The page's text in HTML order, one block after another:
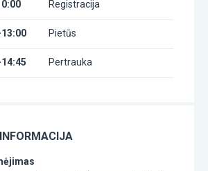
Registracija
Pietūs
Pertrauka